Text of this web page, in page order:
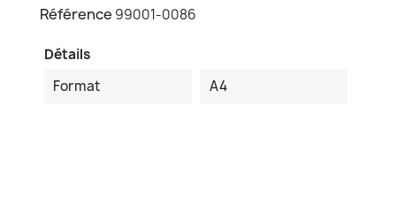
Référence 99001-0086
Détails
Format
A4